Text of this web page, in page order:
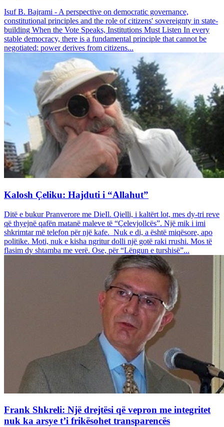
Isuf B. Bajrami - A perspective on democratic governance,
constitutional principles and the role of citizens' sovereignty in state-
building When the Vote Speaks, Institutions Must Listen In every
stable democracy, there is a fundamental principle that cannot be
negotiated: power derives from citizens...
Kalosh Çeliku: Hajduti i “Allahut”
Ditë e bukur Pranverore me DieIl. Qielli, i kaltërt lot, mes dy-tri reve
që thyejnë qafën matanë maleve të “Çelevjollcës”. Një mik i imi
shkrimtar më telefon për një kafe. Nuk e di, a është miqësore, apo
politike. Moti, nuk e kisha ngritur dolli një gotë raki rrushi. Mos të
flasim dy shtamba me verë. Ose, për “Lëngun e turshisë”...
Frank Shkreli: Një drejtësi që vepron me integritet
nuk ka arsye t’i frikësohet transparencës